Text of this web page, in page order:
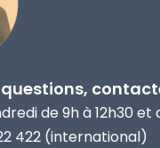
de 9h à 12h30 et
422 (international)